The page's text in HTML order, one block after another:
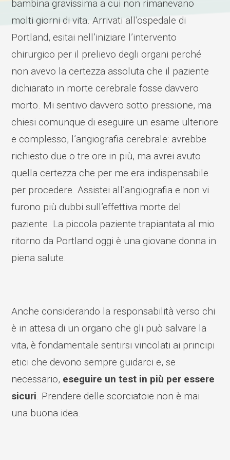
bambina gravissima a cui non rimanevano
molti giorni di vita. Arrivati all’ospedale di
Portland, esitai nell’iniziare l’intervento
chirurgico per il prelievo degli organi perché
non avevo la certezza assoluta che il paziente
dichiarato in morte cerebrale fosse davvero
morto. Mi sentivo davvero sotto pressione, ma
chiesi comunque di eseguire un esame ulteriore
e complesso, l’angiografia cerebrale: avrebbe
richiesto due o tre ore in più, ma avrei avuto
quella certezza che per me era indispensabile
per procedere. Assistei all’angiografia e non vi
furono più dubbi sull’effettiva morte del
paziente. La piccola paziente trapiantata al mio
ritorno da Portland oggi è una giovane donna in
piena salute.
Anche considerando la responsabilità verso chi
è in attesa di un organo che gli può salvare la
vita, è fondamentale sentirsi vincolati ai principi
etici che devono sempre guidarci e, se
necessario, eseguire un test in più per essere
sicuri. Prendere delle scorciatoie non è mai
una buona idea.